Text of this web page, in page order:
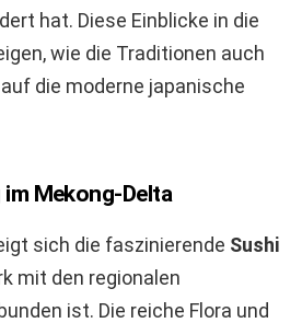
hat. Diese Einblicke in die
wie die Traditionen auch
die moderne japanische
Mekong-Delta
sich die faszinierende Sushi
mit den regionalen
ist. Die reiche Flora und